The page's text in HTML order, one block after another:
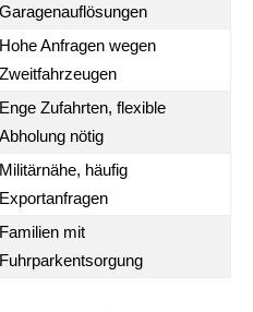
Garagenauflösungen
Hohe Anfragen wegen
Zweitfahrzeugen
Enge Zufahrten, flexible
Abholung nötig
Militärnähe, häufig
Exportanfragen
Familien mit
Fuhrparkentsorgung